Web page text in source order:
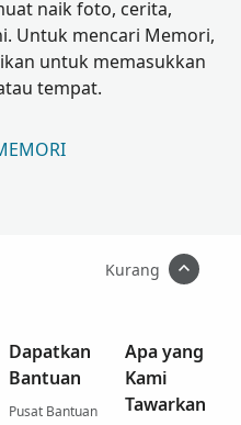
naik foto, cerita,
Untuk mencari Memori,
untuk memasukkan
tempat.
Kurang
Dapatkan
Bantuan
Pusat Bantuan
Apa yang
Kami
Tawarkan